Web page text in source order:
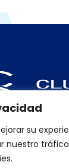
su
nuestro